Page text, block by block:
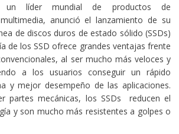
un líder mundial de productos de
anunció el lanzamiento de su
de discos duros de estado sólido (SSDs)
de los SSD ofrece grandes ventajas frente
al ser mucho más veloces y
a los usuarios conseguir un rápido
y mejor desempeño de las aplicaciones.
partes mecánicas, los SSDs reducen el
y son mucho más resistentes a golpes o